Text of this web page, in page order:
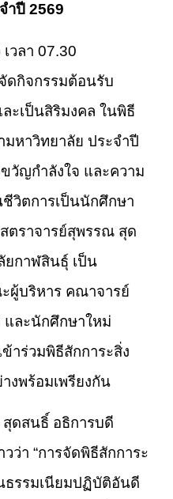
ำปี 2569
วลา 07.30
ดกิจกรรมต้อนรับ
ะเป็นสิริมงคล ในพิธี
มหาวิทยาลัย ประจำปี
วัญกำลังใจ และความ
ชีวิตการเป็นนักศึกษา
ตราจารย์สุพรรณ สุด
ยกาฬสินธุ์ เป็น
ผู้บริหาร คณาจารย์
ละนักศึกษาใหม่
าร่วมพิธีสักการะสิ่ง
งพร้อมเพรียงกัน
ดสนธิ์ อธิการบดี
ว่า “การจัดพิธีสักการะ
ธรรมเนียมปฏิบัติอันดี